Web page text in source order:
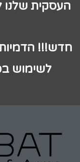
העסקית שלנו
חדש!!! הדמיות
לשימוש